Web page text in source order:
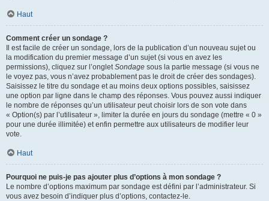
Haut
Comment créer un sondage ?
Il est facile de créer un sondage, lors de la publication d’un nouveau sujet ou
la modification du premier message d’un sujet (si vous en avez les
permissions), cliquez sur l’ongletSondage sous la partie message (si vous ne
le voyez pas, vous n’avez probablement pas le droit de créer des sondages).
Saisissez le titre du sondage et au moins deux options possibles, saisissez
une option par ligne dans le champ des réponses. Vous pouvez aussi indiquer
le nombre de réponses qu’un utilisateur peut choisir lors de son vote dans
« Option(s) par l’utilisateur », limiter la durée en jours du sondage (mettre « 0 »
pour une durée illimitée) et enfin permettre aux utilisateurs de modifier leur
vote.
Haut
Pourquoi ne puis-je pas ajouter plus d’options à mon sondage ?
Le nombre d’options maximum par sondage est défini par l’administrateur. Si
vous avez besoin d’indiquer plus d’options, contactez-le.